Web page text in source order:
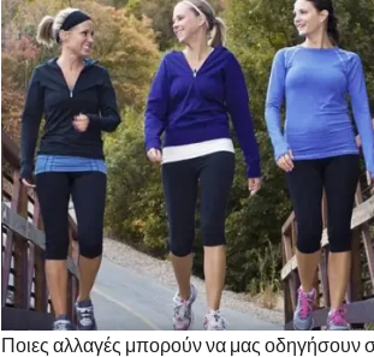
Ποιες αλλαγές μπορούν να μας οδηγήσουν